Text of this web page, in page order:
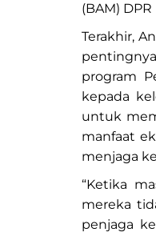
(BAM) DPR
Terakhir,
program
kepada
untuk
manfaat
menjaga
“Ketika
mereka
penjaga